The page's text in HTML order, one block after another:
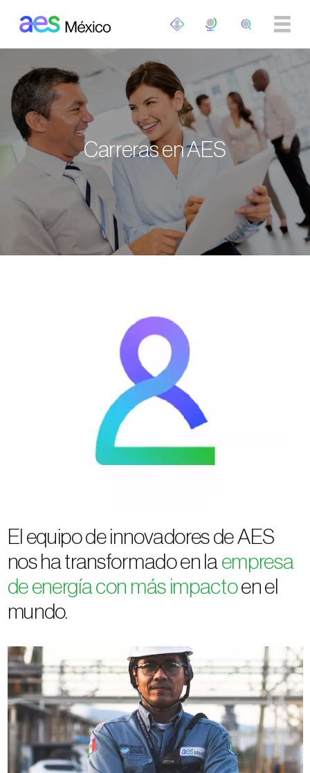
Carreras en AES
El equipo de innovadores de AES
nos ha transformado en laempresa
de energía con más impactoen el
mundo.